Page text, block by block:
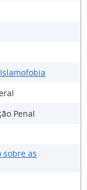
Penal
sobre as